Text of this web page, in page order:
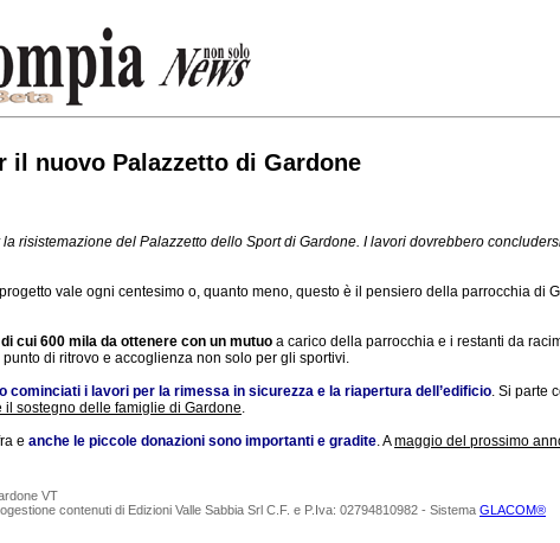
il nuovo Palazzetto di Gardone
risistemazione del Palazzetto dello Sport di Gardone. I lavori dovrebbero
vale ogni centesimo o, quanto meno, questo è il pensiero della parrocchia di
di cui 600 mila da ottenere con un mutuo a carico della parrocchia e i restanti da
di ritrovo e accoglienza non solo per gli sportivi.
cominciati i lavori per la rimessa in sicurezza e la riapertura dell’edificio. Si parte
sostegno delle famiglie di Gardone.
e anche le piccole donazioni sono importanti e gradite.Amaggio del prossimo
VT
contenuti di Edizioni Valle Sabbia Srl C.F. e P.Iva: 02794810982 - Sistema GLACOM®